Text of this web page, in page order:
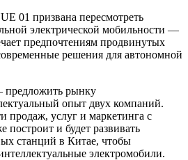
01 призвана пересмотреть
электрической мобильности —
предпочтениям продвинутых
решения для автономной
предложить рынку
опыт двух компаний.
продаж, услуг и маркетинга с
и будет развивать
станций в Китае, чтобы
электромобили.